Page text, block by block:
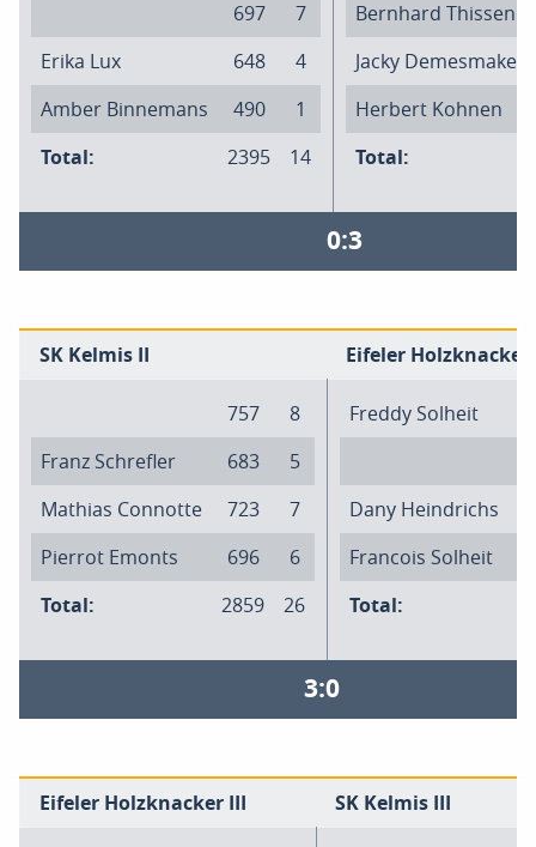
697
7
Erika Lux
648
4
Amber Binnemans
490
1
Total:
2395 14
Bernhard Thissen
Jacky Demesmaker
Herbert Kohnen
Total:
0:3
SK Kelmis II Eifeler Holzknacker
757
8
Franz Schrefler
683
5
Mathias Connotte
723
7
Pierrot Emonts
696
6
Total:
2859 26
Freddy Solheit
Dany Heindrichs
Francois Solheit
Total:
3:0
Eifeler Holzknacker III SK Kelmis III